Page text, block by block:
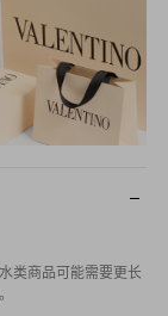
类商品可能需要更长